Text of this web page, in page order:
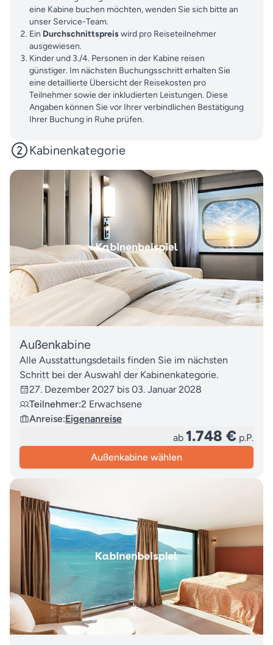
eine Kabine buchen möchten, wenden Sie sich bitte an
unser Service-Team.
Ein Durchschnittspreiswird pro Reiseteilnehmer
ausgewiesen.
Kinder und 3./4. Personen in der Kabine reisen
günstiger. Im nächsten Buchungsschritt erhalten Sie
eine detaillierte Übersicht der Reisekosten pro
Teilnehmer sowie der inkludierten Leistungen. Diese
Angaben können Sie vor Ihrer verbindlichen Bestätigung
Ihrer Buchung in Ruhe prüfen.
Kabinenkategorie
Außenkabine
Alle Ausstattungsdetails finden Sie im nächsten
Schritt bei der Auswahl der Kabinenkategorie.
27. Dezember 2027 bis 03. Januar 2028
Teilnehmer:2 Erwachsene
Anreise:Eigenanreise
ab 1.748 € p.P.
Außenkabine wählen